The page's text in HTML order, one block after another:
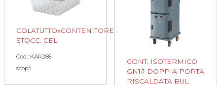
COLATUTTOxCONTENITORE
STOCC. CEL
Cod.: KAR288
scopri
CONT. ISOTERMICO
GN1/1 DOPPIA PORTA
RISCALDATA BUL